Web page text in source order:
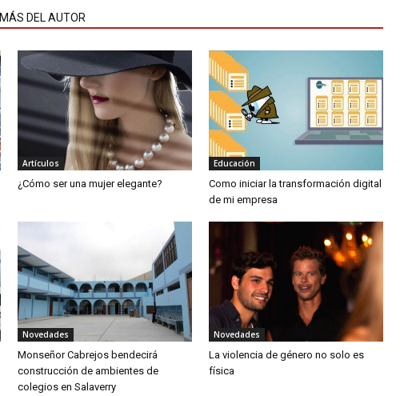
MÁS DEL AUTOR
Artículos
¿Cómo ser una mujer elegante?
Educación
Como iniciar la transformación digital
de mi empresa
Novedades
Monseñor Cabrejos bendecirá
construcción de ambientes de
colegios en Salaverry
Novedades
La violencia de género no solo es
física